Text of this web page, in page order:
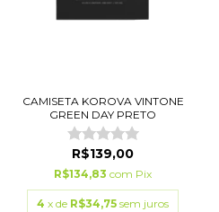
CAMISETA KOROVA VINTONE
GREEN DAY PRETO
R$139,00
R$134,83 com Pix
4 x de R$34,75 sem juros